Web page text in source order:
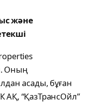
және
Оның
асады, бұған
АҚ, “ҚазТрансОйл”